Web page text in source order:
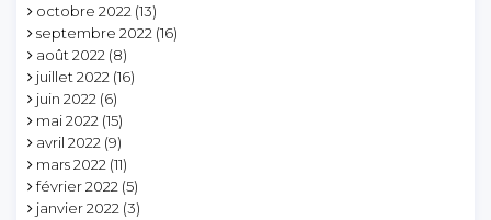
octobre 2022 (13)
septembre 2022 (16)
août 2022 (8)
juillet 2022 (16)
juin 2022 (6)
mai 2022 (15)
avril 2022 (9)
mars 2022 (11)
février 2022 (5)
janvier 2022 (3)